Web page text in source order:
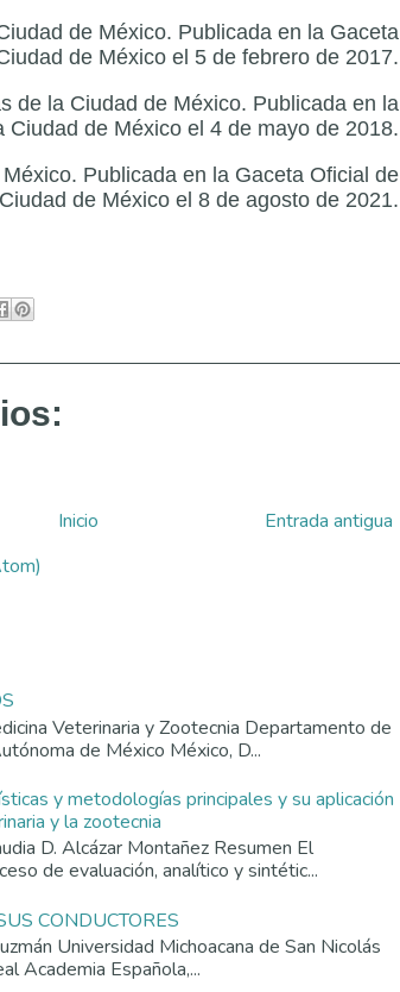
de México. Publicada en la Gaceta
de México el 5 de febrero de 2017.
de la Ciudad de México. Publicada en la
Ciudad de México el 4 de mayo de 2018.
Publicada en la Gaceta Oficial de
de México el 8 de agosto de 2021.
Entrada antigua
Inicio
Veterinaria y Zootecnia Departamento de
de México México, D...
y metodologías principales y su aplicación
y la zootecnia
D. Alcázar Montañez Resumen El
de evaluación, analítico y sintétic...
CONDUCTORES
Universidad Michoacana de San Nicolás
Academia Española,...